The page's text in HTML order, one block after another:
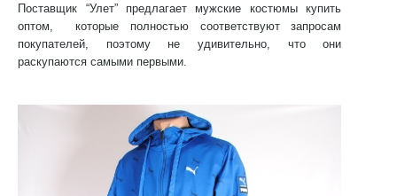
Поставщик “Улет” предлагает мужские костюмы купить
оптом , которые полностью соответствуют запросам
покупателей, поэтому не удивительно, что они
раскупаются самыми первыми.